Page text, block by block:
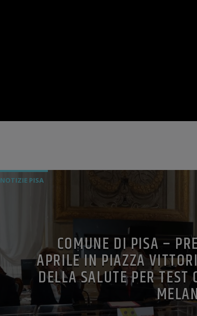
NOTIZIE PISA
COMUNE DI PISA –
APRILE IN PIAZZA
DELLA SALUTE PER